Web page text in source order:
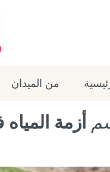
من الميدان
أزمة